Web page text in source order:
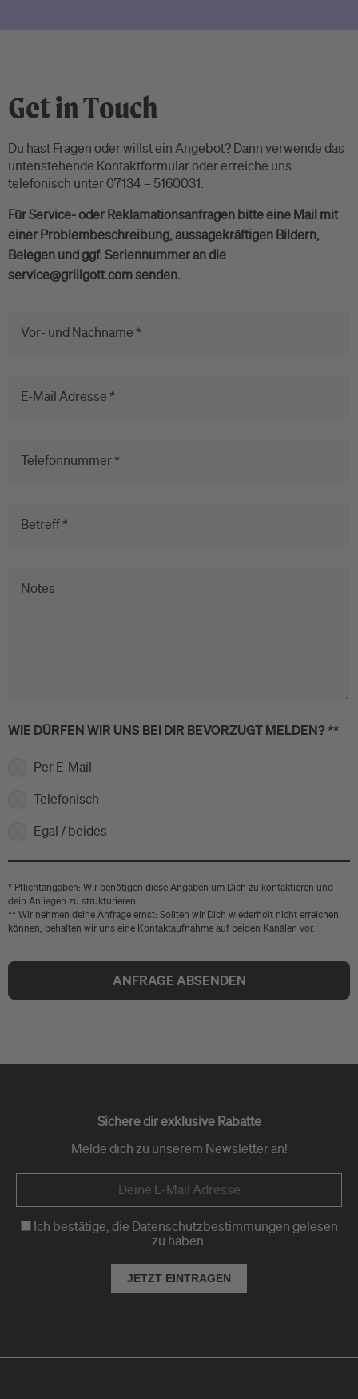
Get in Touch
Du hast Fragen oder willst ein Angebot? Dann verwende das
untenstehende Kontaktformular oder erreiche uns
telefonisch unter 07134 – 5160031.
Für Service- oder Reklamationsanfragen bitte eine Mail mit
einer Problembeschreibung, aussagekräftigen Bildern,
Belegen und ggf. Seriennummer an die
service@grillgott.com senden.
Vor- und Nachname *
E-Mail Adresse *
Telefonnummer *
Betreff *
Notes
WIE DÜRFEN WIR UNS BEI DIR BEVORZUGT MELDEN? **
Per E-Mail
Telefonisch
Egal / beides
* Pflichtangaben: Wir benötigen diese Angaben um Dich zu kontaktieren und
dein Anliegen zu strukturieren.
** Wir nehmen deine Anfrage ernst: Sollten wir Dich wiederholt nicht erreichen
können, behalten wir uns eine Kontaktaufnahme auf beiden Kanälen vor.
ANFRAGE ABSENDEN
Sichere dir exklusive Rabatte
Melde dich zu unserem Newsletter an!
Ich bestätige, die Datenschutzbestimmungen gelesen
zu haben.
JETZT EINTRAGEN